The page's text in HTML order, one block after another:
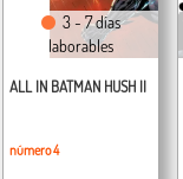
3 - 7 días
laborables
ALL IN BATMAN HUSH II
número 4